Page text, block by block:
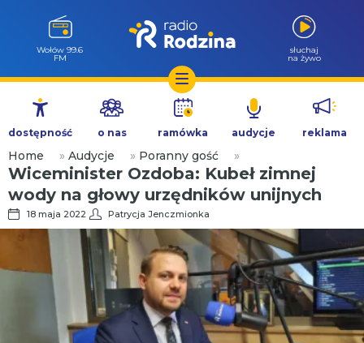
Przejdź
treści
Wołów 99.6
FM
słuchaj
na żywo
dostępność o nas ramówka audycje reklama
Home » Audycje » Poranny gość »
Wiceminister Ozdoba: Kubeł zimnej
wody na głowy urzędników unijnych
18 maja 2022 Patrycja Jenczmionka